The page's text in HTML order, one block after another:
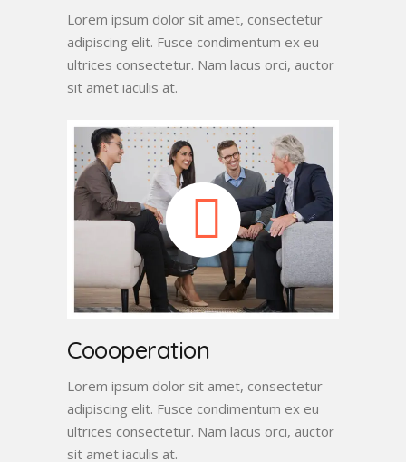
Lorem ipsum dolor sit amet, consectetur
adipiscing elit. Fusce condimentum ex eu
ultrices consectetur. Nam lacus orci, auctor
sit amet iaculis at.
Coooperation
Lorem ipsum dolor sit amet, consectetur
adipiscing elit. Fusce condimentum ex eu
ultrices consectetur. Nam lacus orci, auctor
sit amet iaculis at.